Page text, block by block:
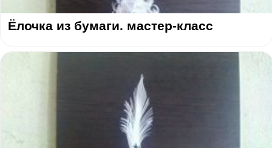
Ёлочка из бумаги. мастер-класс